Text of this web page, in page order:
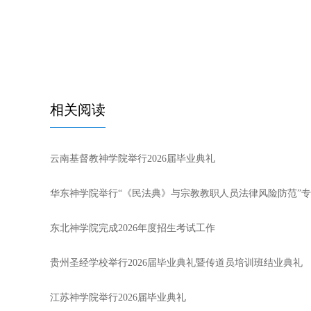
相关阅读
云南基督教神学院举行2026届毕业典礼
华东神学院举行“《民法典》与宗教教职人员法律风险防范”
东北神学院完成2026年度招生考试工作
贵州圣经学校举行2026届毕业典礼暨传道员培训班结业典礼
江苏神学院举行2026届毕业典礼